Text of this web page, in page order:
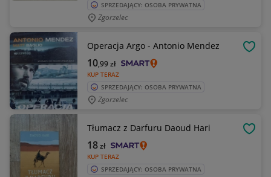
SPRZEDAJĄCY: OSOBA PRYWATNA
Zgorzelec
Operacja Argo - Antonio Mendez
KUP TERAZ
10,99zł
SPRZEDAJĄCY: OSOBA PRYWATNA
Zgorzelec
Tłumacz z Darfuru Daoud Hari
KUP TERAZ
18zł
SPRZEDAJĄCY: OSOBA PRYWATNA